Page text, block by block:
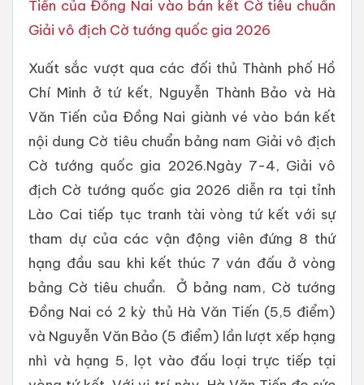
Tiến của Đồng Nai vào bán kết Cờ tiêu chuẩn
Giải vô địch Cờ tướng quốc gia 2026
Xuất sắc vượt qua các đối thủ Thành phố Hồ
Chí Minh ở tứ kết, Nguyễn Thành Bảo và Hà
Văn Tiến của Đồng Nai giành vé vào bán kết
nội dung Cờ tiêu chuẩn bảng nam Giải vô địch
Cờ tướng quốc gia 2026.Ngày 7-4, Giải vô
địch Cờ tướng quốc gia 2026 diễn ra tại tỉnh
Lào Cai tiếp tục tranh tài vòng tứ kết với sự
tham dự của các vận động viên đứng 8 thứ
hạng đầu sau khi kết thúc 7 ván đấu ở vòng
bảng Cờ tiêu chuẩn. Ở bảng nam, Cờ tướng
Đồng Nai có 2 kỳ thủ Hà Văn Tiến (5,5 điểm)
và Nguyễn Văn Bảo (5 điểm) lần lượt xếp hạng
nhì và hạng 5, lọt vào đấu loại trực tiếp tại